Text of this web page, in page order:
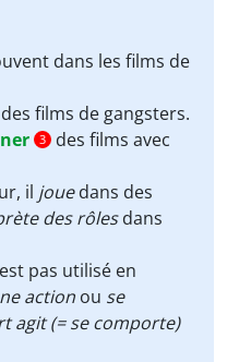
dans les films de
des films de gangsters.
3
des films avec
il jouedans des
des rôlesdans
pas utilisé en
action ou se
agit (= se comporte)